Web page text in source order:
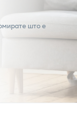
што е